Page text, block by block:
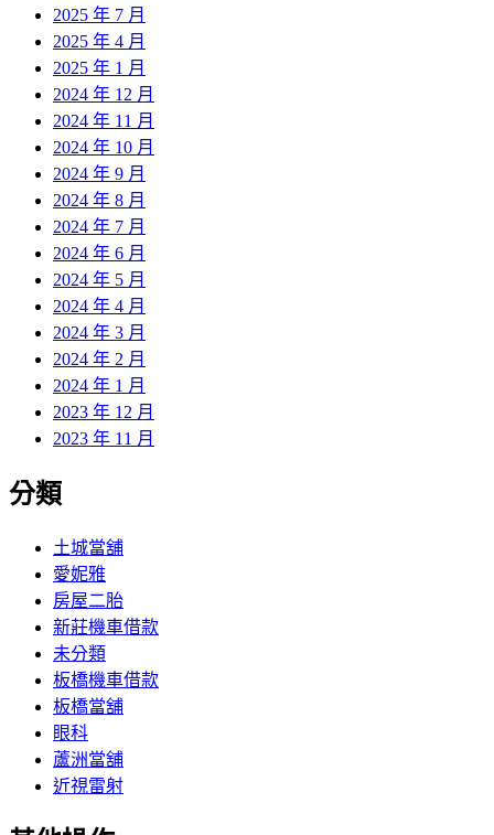
2025 年 7 月
2025 年 4 月
2025 年 1 月
2024 年 12 月
2024 年 11 月
2024 年 10 月
2024 年 9 月
2024 年 8 月
2024 年 7 月
2024 年 6 月
2024 年 5 月
2024 年 4 月
2024 年 3 月
2024 年 2 月
2024 年 1 月
2023 年 12 月
2023 年 11 月
分類
土城當舖
愛妮雅
房屋二胎
新莊機車借款
未分類
板橋機車借款
板橋當舖
眼科
蘆洲當舖
近視雷射